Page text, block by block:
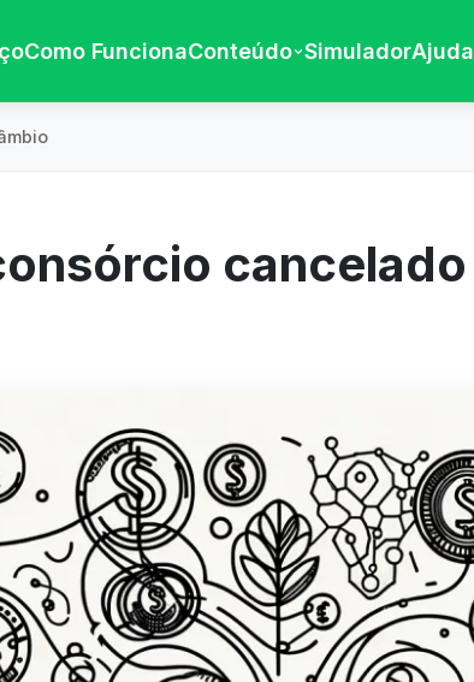
Como FuncionaConteúdo SimuladorAjuda
cancelado